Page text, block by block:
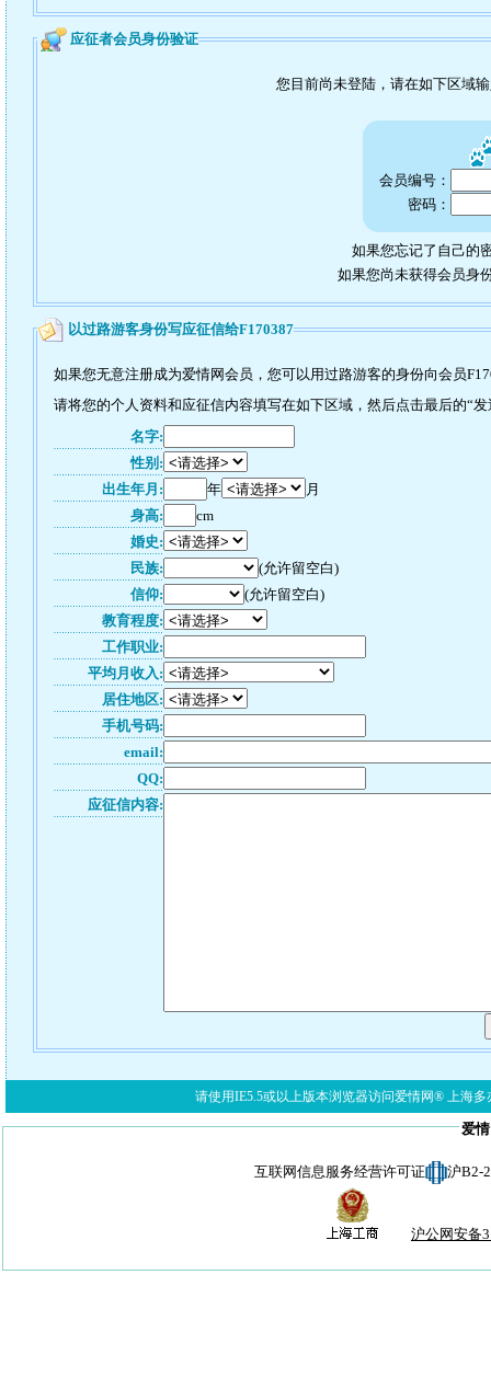
应征者会员身份验证
您目前尚未登陆，请在如下区域
会员编号：
密码：
如果您忘记了自己的
如果您尚未获得会员身
以过路游客身份写应征信给F170387
如果您无意注册成为爱情网会员，您可以用过路游客的身份向会员
请将您的个人资料和应征信内容填写在如下区域，然后点击最后的“
名字:
性别:
出生年月:
年
月
身高:
cm
婚史:
民族:
(允许留空白)
信仰:
(允许留空白)
教育程度:
工作职业:
平均月收入:
居住地区:
手机号码:
email:
QQ:
应征信内容:
请使用IE5.5或以上版本浏览器访问爱情网® 上海多
爱
互联网信息服务经营许可证 沪B2-
沪公网安备